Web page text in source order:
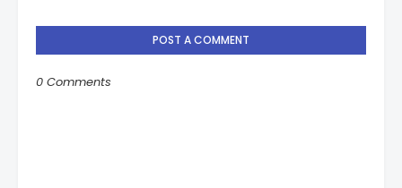
POST A COMMENT
0 Comments